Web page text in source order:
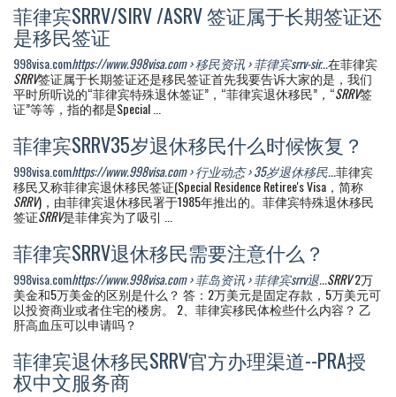
菲律宾SRRV/SIRV /ASRV 签证属于长期签证还
是移民签证
998visa.comhttps://www.998visa.com › 移民资讯 › 菲律宾srrv-sir...在菲律宾
SRRV签证属于长期签证还是移民签证首先我要告诉大家的是，我们
平时所听说的“菲律宾特殊退休签证”，“菲律宾退休移民”，“SRRV签
证”等等，指的都是Special ...
菲律宾SRRV35岁退休移民什么时候恢复？
998visa.comhttps://www.998visa.com › 行业动态 › 35岁退休移民...菲律宾
移民又称菲律宾退休移民签证(Special Residence Retiree's Visa，简称
SRRV)，由菲律宾退休移民署于1985年推出的。菲侓宾特殊退休移民
签证SRRV是菲侓宾为了吸引 ...
菲律宾SRRV退休移民需要注意什么？
998visa.comhttps://www.998visa.com › 菲岛资讯 › 菲律宾srrv退...SRRV2万
美金和5万美金的区别是什么？ 答：2万美元是固定存款，5万美元可
以投资商业或者住宅的楼房。 2、菲律宾移民体检些什么内容？ 乙
肝高血压可以申请吗？
菲律宾退休移民SRRV官方办理渠道--PRA授
权中文服务商